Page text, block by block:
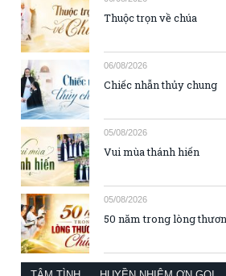
Thuộc trọn về chúa
06/08/2026
Chiếc nhẫn thủy chung
05/08/2026
Vui mùa thánh hiến
05/08/2026
50 năm trong lòng